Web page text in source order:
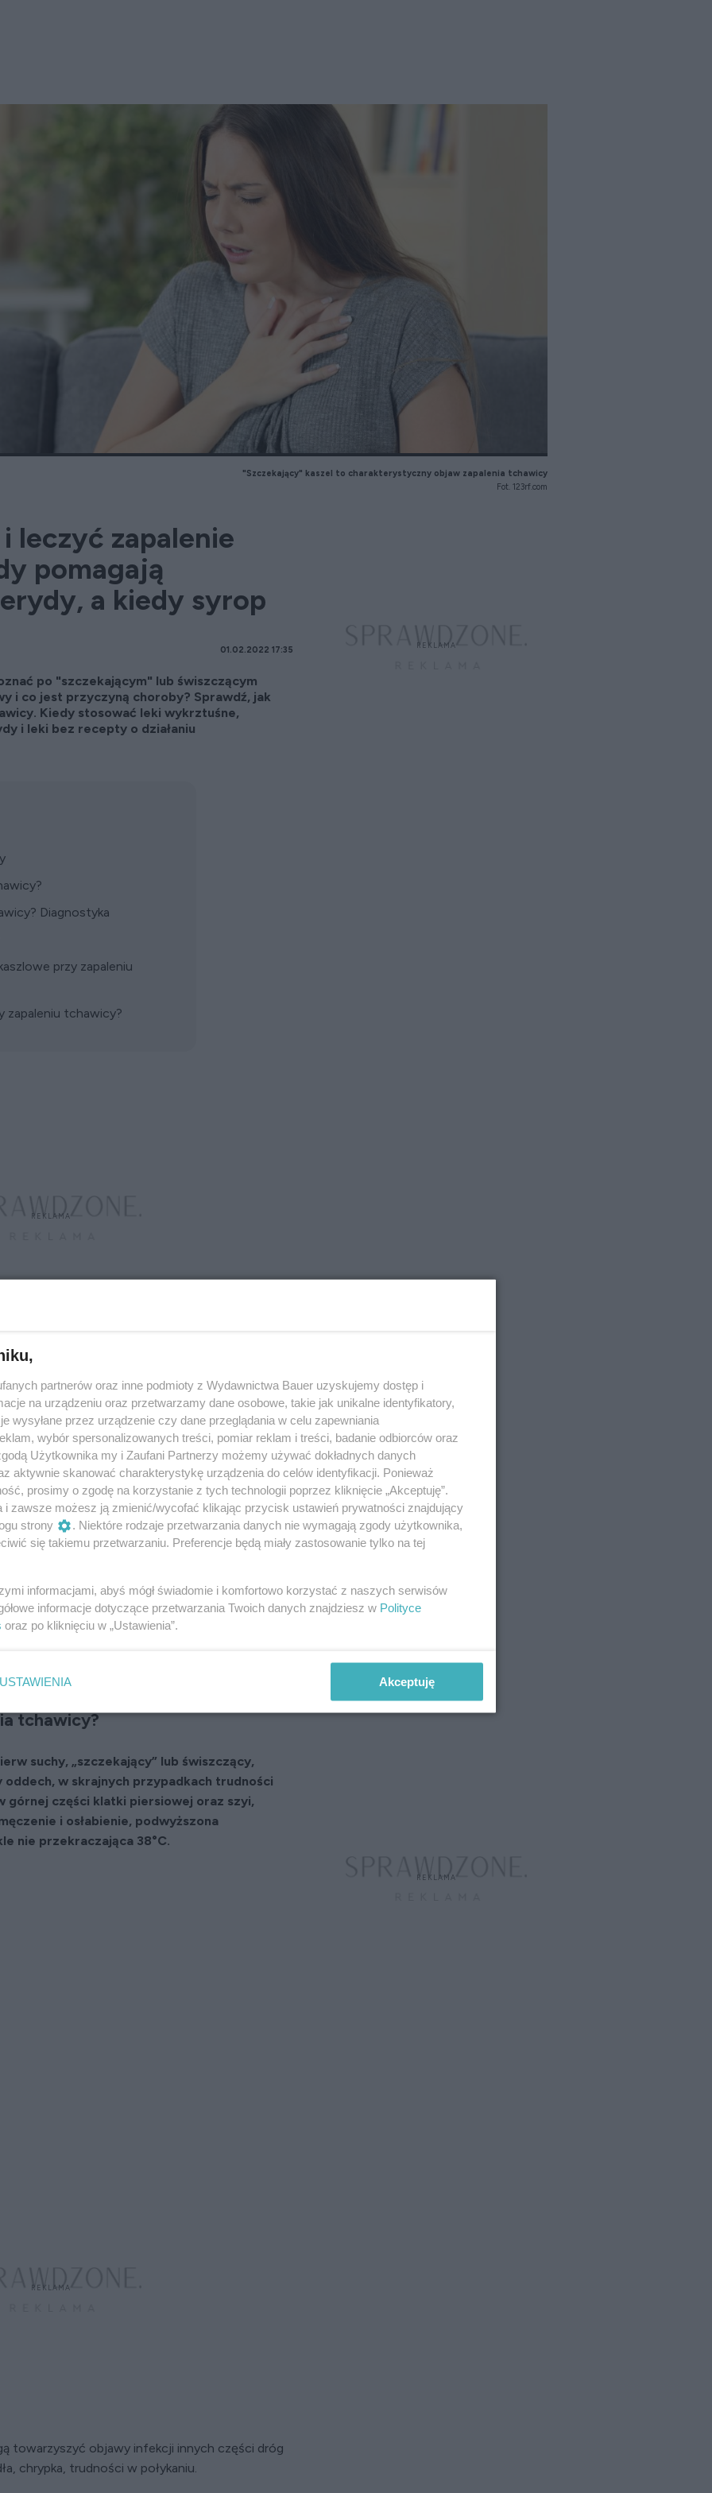
"Szczekający" kaszel to charakterystyczny objaw zapalenia tchawicy
Fot. 123rf.com
leczyć zapalenie
pomagają
a kiedy syrop
01.02.2022 17:35
po "szczekającym" lub świszczącym
i co jest przyczyną choroby? Sprawdź, jak
Kiedy stosować leki wykrztuśne,
i leki bez recepty o działaniu
Diagnostyka
przy zapaleniu
zapaleniu tchawicy?
od rodzaju infekcji. Przy bakteryjnej, która
natomiast przy wirusowej stosuje się leki
sterydy. Natomiast leki bez recepty
oddechowych, zaczynający się w dolnej części
Jej zapalenie towarzyszy najczęściej
tj. krtani lub oskrzeli.
tchawicy są wirusy. Zapalenia bakteryjne
konsekwencją nieleczonej infekcji
w którym dolegliwości są łagodniejsze,
tchawicy?
suchy, „szczekający” lub świszczący,
w skrajnych przypadkach trudności
górnej części klatki piersiowej oraz szyi,
i osłabienie, podwyższona
nie przekraczająca 38°C.
towarzyszyć objawy infekcji innych części dróg
chrypka, trudności w połykaniu.
partnerów oraz inne podmioty z Wydawnictwa Bauer uzyskujemy dostęp i
na urządzeniu oraz przetwarzamy dane osobowe, takie jak unikalne identyfikatory,
wysyłane przez urządzenie czy dane przeglądania w celu zapewniania
wybór spersonalizowanych treści, pomiar reklam i treści, badanie odbiorców oraz
Użytkownika my i Zaufani Partnerzy możemy używać dokładnych danych
aktywnie skanować charakterystykę urządzenia do celów identyfikacji. Ponieważ
prosimy o zgodę na korzystanie z tych technologii poprzez kliknięcie „Akceptuję”.
i zawsze możesz ją zmienić/wycofać klikając przycisk ustawień prywatności znajdujący
strony
. Niektóre rodzaje przetwarzania danych nie wymagają zgody użytkownika,
się takiemu przetwarzaniu. Preferencje będą miały zastosowanie tylko na tej
informacjami, abyś mógł świadomie i komfortowo korzystać z naszych serwisów
informacje dotyczące przetwarzania Twoich danych znajdziesz w Polityce
oraz po kliknięciu w „Ustawienia”.
USTAWIENIA Akceptuję